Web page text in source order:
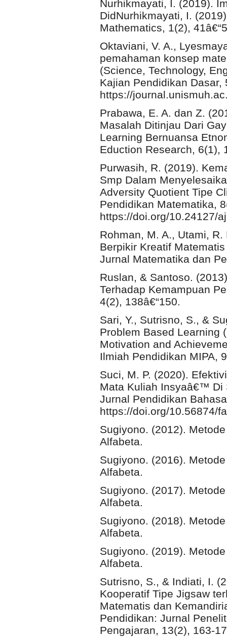
Nurhikmayati, I. (2019).
DidNurhikmayati, I.
Mathematics, 1(2),
Oktaviani, V. A.,
pemahaman konsep
(Science, Technology,
Kajian Pendidikan Dasar,
https://
Prabawa, E. A. dan Z.
Masalah Ditinjau Dari
Learning Bernuansa
Eduction Research, 6(1),
Purwasih, R. (2019).
Smp Dalam
Adversity Quotient Tipe
Pendidikan Matematika,
https://doi.org/10.24127/
Rohman, M. A., Utami,
Berpikir Kreatif
Jurnal Matematika dan
Ruslan, & Santoso.
Terhadap Kemampuan
4(2), 138â€“150.
Sari, Y., Sutrisno, S., &
Problem Based Learning
Motivation and
Ilmiah Pendidikan MIPA,
Suci, M. P. (2020).
Mata Kuliah Insyaâ€™ Di
Jurnal Pendidikan
https://doi.org/10.56874/
Sugiyono. (2012).
Alfabeta.
Sugiyono. (2016).
Alfabeta.
Sugiyono. (2017).
Alfabeta.
Sugiyono. (2018).
Alfabeta.
Sugiyono. (2019).
Alfabeta.
Sutrisno, S., & Indiati, I.
Kooperatif Tipe Jigsaw
Matematis dan
Pendidikan: Jurnal
Pengajaran, 13(2), 163-